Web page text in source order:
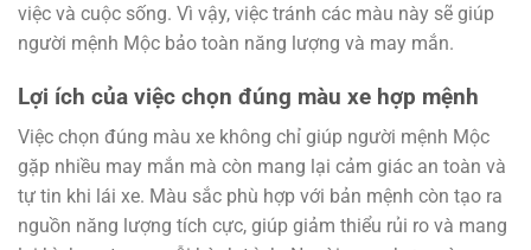
việc và cuộc sống. Vì vậy, việc tránh các màu này sẽ giúp
người mệnh Mộc bảo toàn năng lượng và may mắn.
Lợi ích của việc chọn đúng màu xe hợp mệnh
Việc chọn đúng màu xe không chỉ giúp người mệnh Mộc
gặp nhiều may mắn mà còn mang lại cảm giác an toàn và
tự tin khi lái xe. Màu sắc phù hợp với bản mệnh còn tạo ra
nguồn năng lượng tích cực, giúp giảm thiểu rủi ro và mang